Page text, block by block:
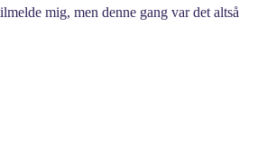
mig, men denne gang var det altså